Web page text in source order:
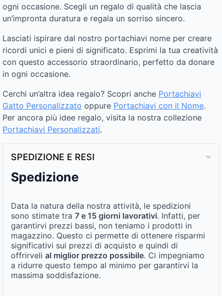
ogni occasione. Scegli un regalo di qualità che lascia
un’impronta duratura e regala un sorriso sincero.
Lasciati ispirare dal nostro portachiavi nome per creare
ricordi unici e pieni di significato. Esprimi la tua creatività
con questo accessorio straordinario, perfetto da donare
in ogni occasione.
Cerchi un’altra idea regalo? Scopri anche Portachiavi
Gatto Personalizzato oppure Portachiavi con il Nome.
Per ancora più idee regalo, visita la nostra collezione
Portachiavi Personalizzati.
SPEDIZIONE E RESI
Spedizione
Data la natura della nostra attività, le spedizioni
sono stimate tra 7 e 15 giorni lavorativi. Infatti, per
garantirvi prezzi bassi, non teniamo i prodotti in
magazzino. Questo ci permette di ottenere risparmi
significativi sui prezzi di acquisto e quindi di
offrirveli al miglior prezzo possibile. Ci impegniamo
a ridurre questo tempo al minimo per garantirvi la
massima soddisfazione.